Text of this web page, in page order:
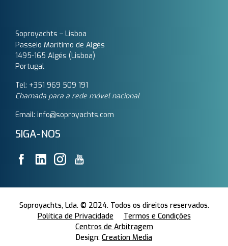
Soproyachts – Lisboa
Passeio Marítimo de Algés
1495-165 Algés (Lisboa)
Portugal
Tel: +351 969 509 191‬
Chamada para a rede móvel nacional
Email: info@soproyachts.com
SIGA-NOS
Soproyachts, Lda. © 2024. Todos os direitos reservados.
Política de Privacidade
Termos e Condições
Centros de Arbitragem
Design: Creation Media